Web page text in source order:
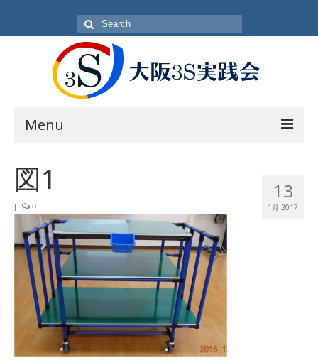
Search
for:
Menu
目的
方針・概要
活動内容
活動日
入会方法
会員一覧
活動実績
13
1月 2017
図1
| 0